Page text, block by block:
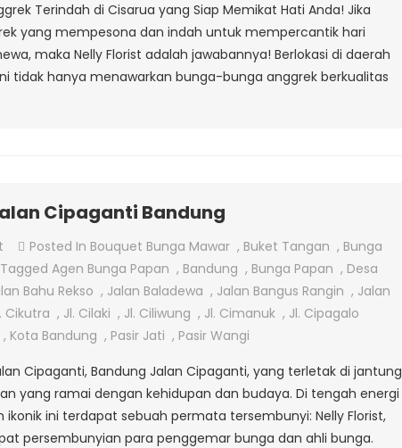
Cisarua
Bandung
Terindah di Cisarua yang Siap Memikat Hati Anda! Jika
yang mempesona dan indah untuk mempercantik hari
maka Nelly Florist adalah jawabannya! Berlokasi di daerah
tidak hanya menawarkan bunga-bunga anggrek berkualitas
Cipaganti Bandung
On
Jual
Bunga
Anggrek
Di
Cipaganti
Bandung
Posted In Bouquet Bunga Mawar , Buket Tangan , Bunga
Tagged Agen Bunga Papan , Bandung , Bunga Papan , Desa
Bahu Rekso , Jalan Baladewa , Jalan Bangus Rangin , Jalan
Cikutra , Jl. Cilaki , Jl. Ciliwung , Jl. Cimanuk , Jl. Cipagalo
, Kota Bandung , Pasir Jati , Pasir Wangi
Cipaganti, Bandung Jalan Cipaganti, yang terletak di jantung
yang ramai dengan kehidupan dan budaya. Di tengah energi
ini terdapat sebuah permata tersembunyi: Nelly Florist,
persembunyian para penggemar bunga dan ahli bunga.